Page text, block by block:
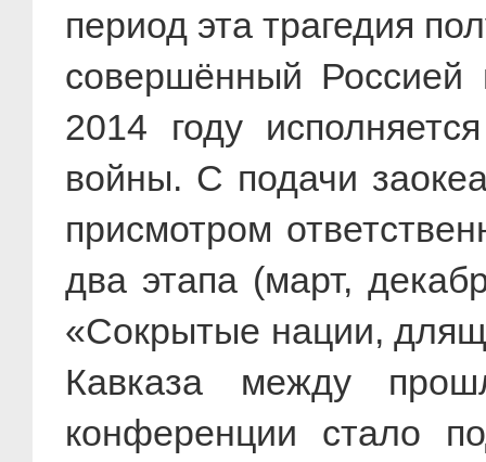
период эта трагедия
совершённый Россией
2014 году
войны. С подачи
присмотром
два этапа (март,
«Сокрытые нации,
Кавказа между
конференции стало